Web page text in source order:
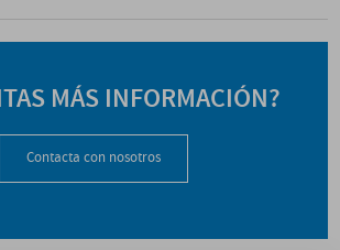
MÁS INFORMACIÓN?
Contacta con nosotros